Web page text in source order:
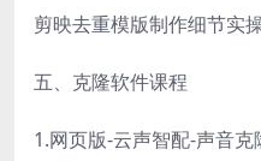
剪映去重模版制作细节实
五、克隆软件课程
1.网页版-云声智配-声音